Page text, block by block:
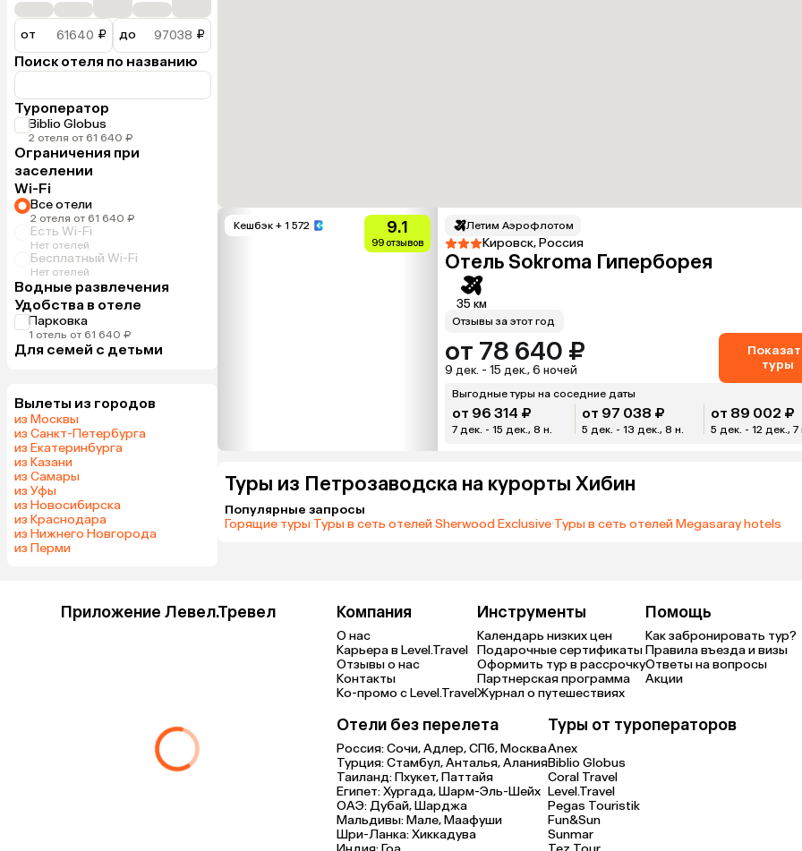
от ₽ до ₽
Поиск отеля по названию
Туроператор
Biblio Globus
2 отеля от 61 640 ₽
Ограничения при
заселении
Wi-Fi
Все отели
2 отеля от 61 640 ₽
Есть Wi-Fi
Нет отелей
Бесплатный Wi-Fi
Нет отелей
Водные развлечения
Удобства в отеле
Парковка
1 отель от 61 640 ₽
Для семей с детьми
Вылеты из городов
из Москвы
из Санкт-Петербурга
из Екатеринбурга
из Казани
из Самары
из Уфы
из Новосибирска
из Краснодара
из Нижнего Новгорода
из Перми
Кешбэк + 1 572 9.1
99 отзывов
Летим Аэрофлотом
Кировск, Россия
Отель Sokroma Гиперборея
35 км
Отзывы за этот год
от 78 640 ₽
9 дек. - 15 дек., 6 ночей
туры
Выгодные туры на соседние даты
от 96 314 ₽
7 дек. - 15 дек., 8 н.
от 97 038 ₽
5 дек. - 13 дек., 8 н.
от 89 002 ₽
5 дек. - 12 дек., 7
Туры из Петрозаводска на курорты Хибин
Популярные запросы
Горящие туры·Туры в сеть отелей Sherwood Exclusive·Туры в сеть отелей Megasaray hotels
Приложение Левел.Тревел Компания
О нас
Карьера в Level.Travel
Отзывы о нас
Контакты
Ко-промо с Level.Travel
Инструменты
Календарь низких цен
Подарочные сертификаты
Оформить тур в рассрочку
Партнерская программа
Журнал о путешествиях
Помощь
Как забронировать тур?
Правила въезда и визы
Ответы на вопросы
Акции
Отели без перелета
Россия:Сочи,Адлер,СПб,Москва
Турция:Стамбул,Анталья,Алания
Таиланд:Пхукет,Паттайя
Египет:Хургада,Шарм-Эль-Шейх
ОАЭ:Дубай,Шарджа
Мальдивы:Мале,Маафуши
Шри-Ланка:Хиккадува
Туры от туроператоров
Anex
Biblio Globus
Coral Travel
Level.Travel
Pegas Touristik
Fun&Sun
Sunmar